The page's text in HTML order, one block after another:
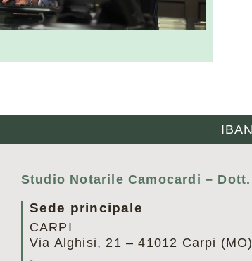
Studio Notarile Camocardi –
Sede principale
CARPI
Via Alghisi, 21 – 41012 Carpi (MO)